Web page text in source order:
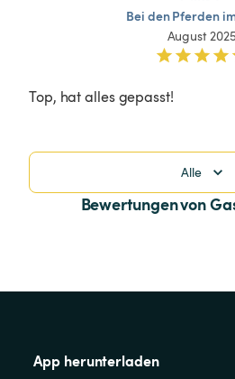
Bei denPferden
August 2025
Top, hat alles gepasst!
Alle
Bewertungen von
App herunterladen